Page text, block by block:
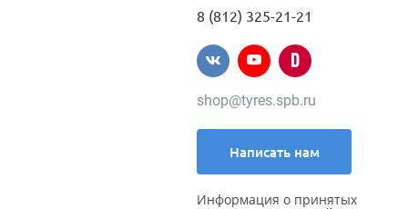
8 (812) 325-21-21
shop@tyres.spb.ru
Написать нам
Информация о принятых